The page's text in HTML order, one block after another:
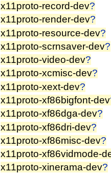
x11proto-record-dev?
x11proto-render-dev?
x11proto-resource-dev?
x11proto-scrnsaver-dev?
x11proto-video-dev?
x11proto-xcmisc-dev?
x11proto-xext-dev?
x11proto-xf86bigfont-dev
x11proto-xf86dga-dev?
x11proto-xf86dri-dev?
x11proto-xf86misc-dev?
x11proto-xf86vidmode-
x11proto-xinerama-dev?